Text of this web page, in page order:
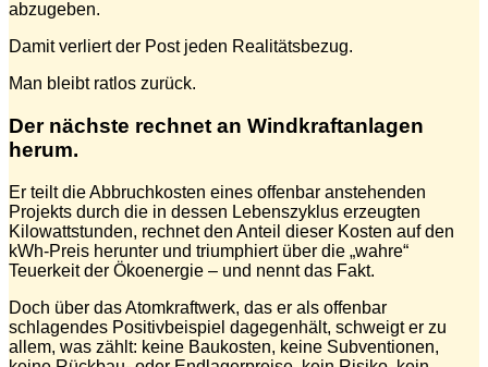
abzugeben.
Damit verliert der Post jeden Realitätsbezug.
Man bleibt ratlos zurück.
Der nächste rechnet an Windkraftanlagen
herum.
Er teilt die Abbruchkosten eines offenbar anstehenden
Projekts durch die in dessen Lebenszyklus erzeugten
Kilowattstunden, rechnet den Anteil dieser Kosten auf den
kWh-Preis herunter und triumphiert über die „wahre“
Teuerkeit der Ökoenergie – und nennt das Fakt.
Doch über das Atomkraftwerk, das er als offenbar
schlagendes Positivbeispiel dagegenhält, schweigt er zu
allem, was zählt: keine Baukosten, keine Subventionen,